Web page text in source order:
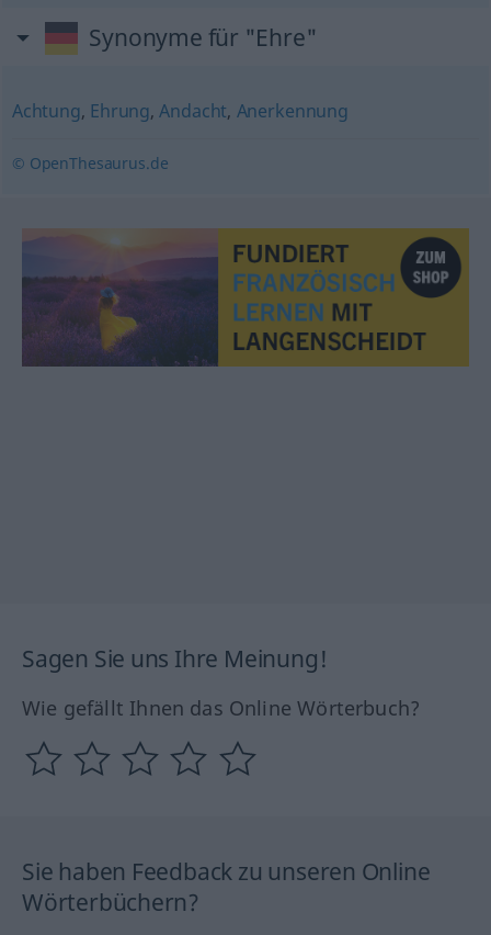
Synonyme für "Ehre"
Achtung, Ehrung,Andacht, Anerkennung
© OpenThesaurus.de
Sagen Sie uns Ihre Meinung!
Wie gefällt Ihnen das Online Wörterbuch?
Sie haben Feedback zu unseren Online
Wörterbüchern?